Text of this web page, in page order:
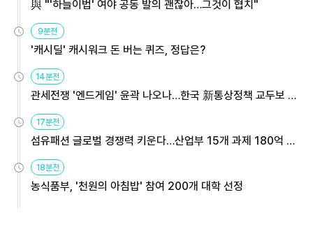
與 "'하늘이법' 여야 공동 발의 괜찮아…그것이 협치"
9분전
'캐시딜' 캐시워크 돈 버는 퀴즈, 정답은?
14분전
관세전쟁 '엔드게임' 윤곽 나오나…한국 新통상정책 교두보 활
용해야
17분전
섬유패션 글로벌 경쟁력 키운다…산업부 15개 과제 180억 지
원
18분전
농식품부, '천원의 아침밥' 참여 200개 대학 선정